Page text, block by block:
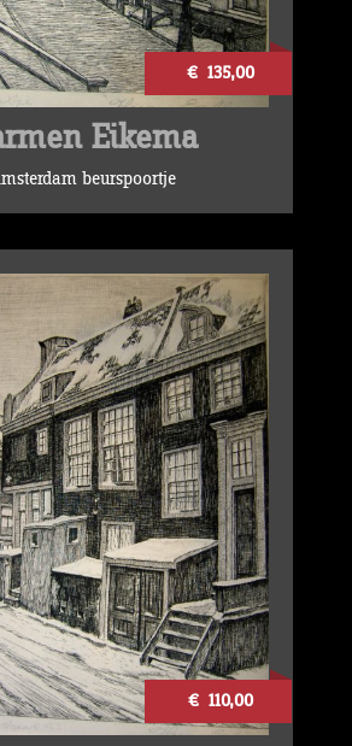
€ 135,00
Eikema
beurspoortje
€ 110,00